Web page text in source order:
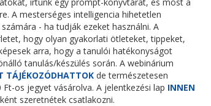
A mesterséges intelligencia hihetetlen
- ha tudják ezeket használni. A
hogy olyan gyakorlati ötleteket, tippeket,
arra, hogy a tanulói hatékonyságot
tanulás/készülés során. A webinárium
TÁJÉKOZÓDHATTOK de természetesen
os jegyet vásárolva. A jelentkezési lap INNEN
szeretnétek csatlakozni.